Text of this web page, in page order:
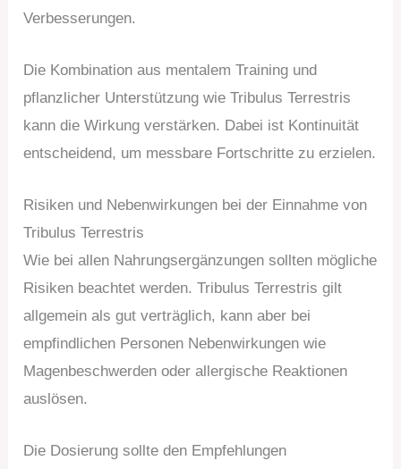
Verbesserungen.
Die Kombination aus mentalem Training und
pflanzlicher Unterstützung wie Tribulus Terrestris
kann die Wirkung verstärken. Dabei ist Kontinuität
entscheidend, um messbare Fortschritte zu erzielen.
Risiken und Nebenwirkungen bei der Einnahme von
Tribulus Terrestris
Wie bei allen Nahrungsergänzungen sollten mögliche
Risiken beachtet werden. Tribulus Terrestris gilt
allgemein als gut verträglich, kann aber bei
empfindlichen Personen Nebenwirkungen wie
Magenbeschwerden oder allergische Reaktionen
auslösen.
Die Dosierung sollte den Empfehlungen